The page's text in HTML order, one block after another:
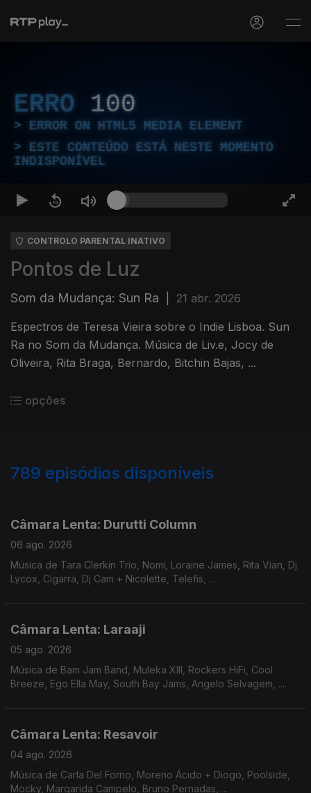
ERRO 100
ERROR ON HTML5 MEDIA ELEMENT
ESTE CONTEÚDO ESTÁ NESTE MOMENTO
INDISPONÍVEL
CONTROLO PARENTAL INATIVO
Pontos de Luz
Som da Mudança: Sun Ra 21 abr. 2026
Espectros de Teresa Vieira sobre o Indie Lisboa. Sun
Ra no Som da Mudança. Música de Liv.e, Jocy de
Oliveira, Rita Braga, Bernardo, Bitchin Bajas, ...
opções
789 episódios disponíveis
Câmara Lenta: Durutti Column
06 ago. 2026
Música de Tara Clerkin Trio, Nomi, Loraine James, Rita Vian, Dj
Lycox, Cigarra, Dj Cam + Nicolette, Telefis, ...
Câmara Lenta: Laraaji
05 ago. 2026
Música de Bam Jam Band, Muleka XIII, Rockers HiFi, Cool
Breeze, Ego Ella May, South Bay Jams, Angelo Selvagem, ....
Câmara Lenta: Resavoir
04 ago. 2026
Música de Carla Del Forno, Moreno Ácido + Diogo, Poolside,
Mocky, Margarida Campelo, Bruno Pernadas, ...